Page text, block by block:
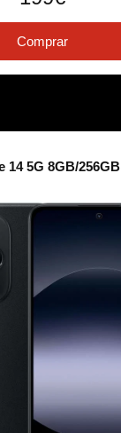
Comprar
14 5G 8GB/256GB